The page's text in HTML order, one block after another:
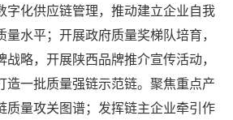
字化供应链管理，推动建立企业自我
水平；开展政府质量奖梯队培育，
略，开展陕西品牌推介宣传活动，
造一批质量强链示范链。聚焦重点产
质量攻关图谱；发挥链主企业牵引作